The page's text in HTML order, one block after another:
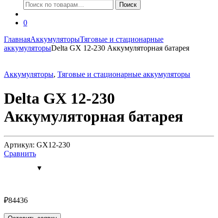
Искать:
Поиск
0
ГлавнаяАккумуляторыТяговые и стационарные
аккумуляторыDelta GX 12-230 Аккумуляторная батарея
Аккумуляторы, Тяговые и стационарные аккумуляторы
Delta GX 12-230
Аккумуляторная батарея
Артикул: GX12-230
Сравнить
₽84436